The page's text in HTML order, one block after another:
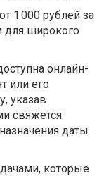
1 000 рублей за
для широкого
онлайн-
или его
указав
свяжется
даты
которые